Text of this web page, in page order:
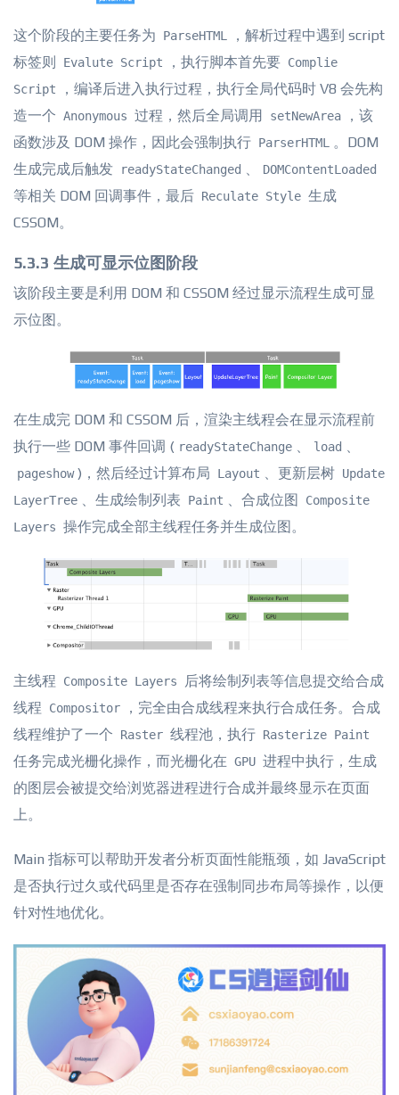
这个阶段的主要任务为 ParseHTML
，解析过程中遇到 script
标签则
Evalute Script ，执行脚本首先要 Complie
Script
，编译后进入执行过程，执行全局代码时 V8 会先构
造一个 Anonymous 过程，然后全局调用 setNewArea
，该
函数涉及 DOM 操作，因此会强制执行 ParserHTML
。DOM
生成完成后触发
readyStateChanged 、 DOMContentLoaded
等相关 DOM 回调事件，最后 Reculate Style 生成
CSSOM。
5.3.3 生成可显示位图阶段
该阶段主要是利用 DOM 和 CSSOM 经过显示流程生成可显
示位图。
在生成完 DOM 和 CSSOM 后，渲染主线程会在显示流程前
执行一些 DOM 事件回调 ( readyStateChange load
pageshow )，然后经过计算布局 Layout 、更新层树 Update
LayerTree
、生成绘制列表 Paint 、合成位图
Composite
Layers 操作完成全部主线程任务并生成位图。
主线程 Composite Layers
后将绘制列表等信息提交给合成
线程
Compositor
，完全由合成线程来执行合成任务。合成
线程维护了一个
Raster 线程池，执行 Rasterize Paint
任务完成光栅化操作，而光栅化在 GPU 进程中执行，生成
的图层会被提交给浏览器进程进行合成并最终显示在页面
上。
Main 指标可以帮助开发者分析页面性能瓶颈，如 JavaScript
是否执行过久或代码里是否存在强制同步布局等操作，以便
针对性地优化。